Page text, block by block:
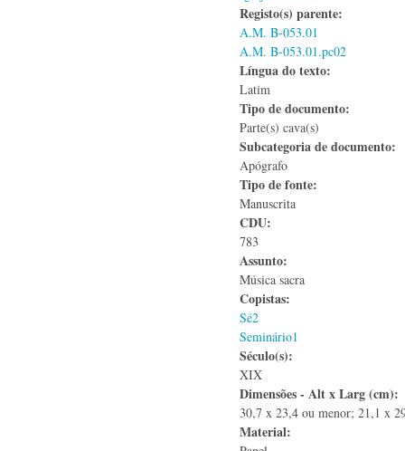
Registo(s) parente:
A.M. B-053.01
A.M. B-053.01.pc02
Língua do texto:
Latim
Tipo de documento:
Parte(s) cava(s)
Subcategoria de documento:
Apógrafo
Tipo de fonte:
Manuscrita
CDU:
783
Assunto:
Música sacra
Copistas:
Sé2
Seminário1
Século(s):
XIX
Dimensões - Alt x Larg (cm):
30,7 x 23,4 ou menor; 21,1 x
Material: